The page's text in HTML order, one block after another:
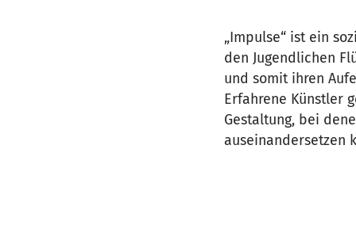
„Impulse“ ist ein
den Jugendlichen
und somit ihren
Erfahrene Künstler
Gestaltung, bei
auseinandersetzen